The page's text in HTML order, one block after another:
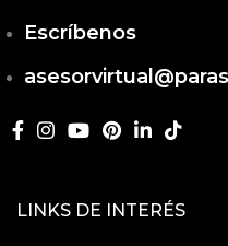
Escríbenos
LINKS DE INTERÉS